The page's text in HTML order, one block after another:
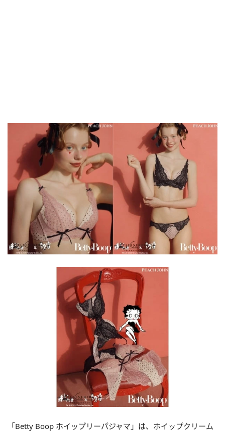
「Betty Boop ホイップリーパジャマ」は、ホイップクリーム